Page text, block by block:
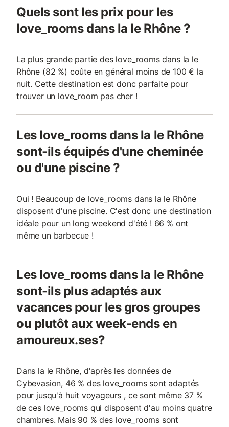
Quels sont les prix pour les
love_rooms dans la le Rhône ?
La plus grande partie des love_rooms dans la le
Rhône (82 %) coûte en général moins de 100 € la
nuit. Cette destination est donc parfaite pour
trouver un love_room pas cher !
Les love_rooms dans la le Rhône
sont-ils équipés d'une cheminée
ou d'une piscine ?
Oui ! Beaucoup de love_rooms dans la le Rhône
disposent d'une piscine. C'est donc une destination
idéale pour un long weekend d'été ! 66 % ont
même un barbecue !
Les love_rooms dans la le Rhône
sont-ils plus adaptés aux
vacances pour les gros groupes
ou plutôt aux week-ends en
amoureux.ses?
Dans la le Rhône, d'après les données de
Cybevasion, 46 % des love_rooms sont adaptés
pour jusqu'à huit voyageurs , ce sont même 37 %
de ces love_rooms qui disposent d'au moins quatre
chambres. Mais 90 % des love_rooms sont